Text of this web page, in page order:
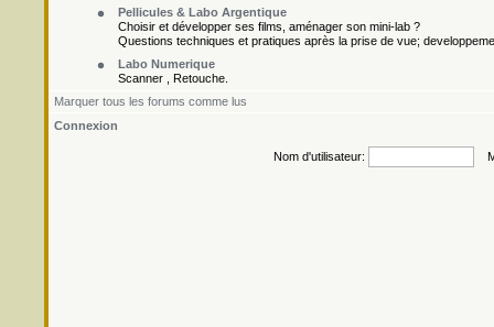
Pellicules & Labo Argentique
Choisir et développer ses films, aménager son mini-lab ?
Questions techniques et pratiques après la prise de vue;
Labo Numerique
Scanner , Retouche.
Marquer tous les forums comme lus
Connexion
Nom d'utilisateur: